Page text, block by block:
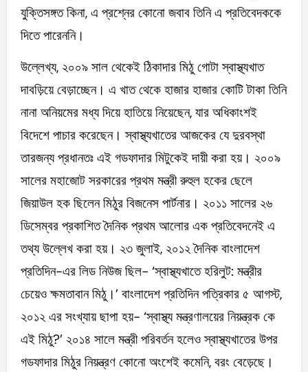
যুক্তিসঙ্গত কিনা, এ প্রশ্নের কোনো জবাব তিনি এ প্রতিবেদককে
দিতে পারেননি।
উল্লেখ্য, ২০০৯ সাল থেকেই ঠিকাদার মিঠু গোটা স্বাস্থ্যখাত
দাবড়িয়ে বেড়াচ্ছেন। এ খাত থেকে হাজার হাজার কোটি টাকা তিনি
নানা অনিয়মের মধ্য দিয়ে হাতিয়ে নিয়েছেন, যার অধিকাংশই
বিদেশে পাচার করেছেন। স্বাস্থ্যখাতের আজকের যে দুরবস্থা
তারজন্য প্রধানতঃ এই গডফাদার মিটুকেই দায়ী করা হয়। ২০০৯
সালের মহাজোট সরকারের প্রথম মন্ত্রী রুহুল হকের ছেলে
জিয়াউল হক ছিলেন মিঠুর বিজনেস পার্টনার। ২০১১ সালের ২৬
ডিসেম্বর প্রকাশিত দৈনিক প্রথম আলোর এক প্রতিবেদনেই এ
তথ্য উল্লেখ করা হয়। ২৩ জুলাই, ২০১২ দৈনিক বাংলাদেশ
প্রতিদিন-এর লিড নিউজ ছিল- ‘স্বাস্থ্যখাতে হরিলুট: মন্ত্রীর
চেয়েও ক্ষমতাবান মিঠু।’ বাংলাদেশ প্রতিদিন পত্রিকার ৫ আগস্ট,
২০১২ এর সংখ্যায় ছাপা হয়- ‘স্বাস্থ্য মন্ত্রণালয়ের নিয়ন্ত্রক কে
এই মিঠু?’ ২০১৪ সালে মন্ত্রী পরিবর্তন হলেও স্বাস্থ্যখাতের উপর
গডফাদার মিঠুর নিয়ন্ত্রণ কোনো অংশেই কমেনি, বরং বেড়েছে।